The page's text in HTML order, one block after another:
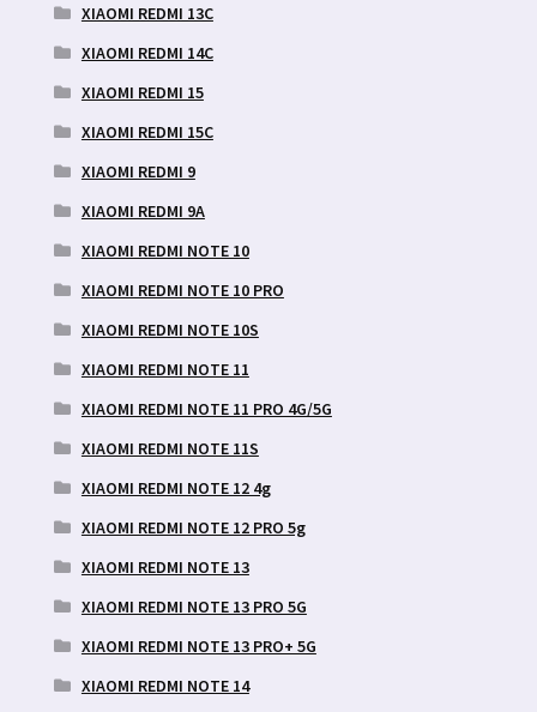
XIAOMI REDMI 13C
XIAOMI REDMI 14C
XIAOMI REDMI 15
XIAOMI REDMI 15C
XIAOMI REDMI 9
XIAOMI REDMI 9A
XIAOMI REDMI NOTE 10
XIAOMI REDMI NOTE 10 PRO
XIAOMI REDMI NOTE 10S
XIAOMI REDMI NOTE 11
XIAOMI REDMI NOTE 11 PRO 4G/5G
XIAOMI REDMI NOTE 11S
XIAOMI REDMI NOTE 12 4g
XIAOMI REDMI NOTE 12 PRO 5g
XIAOMI REDMI NOTE 13
XIAOMI REDMI NOTE 13 PRO 5G
XIAOMI REDMI NOTE 13 PRO+ 5G
XIAOMI REDMI NOTE 14